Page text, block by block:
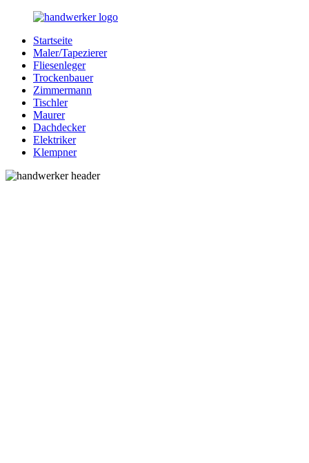
Zurück
Inhalt
Bessere-
Handwerker.de
Handwerker
Ihrer
Nähe
Startseite
Maler/Tapezierer
Fliesenleger
Trockenbauer
Zimmermann
Tischler
Maurer
Dachdecker
Elektriker
Klempner